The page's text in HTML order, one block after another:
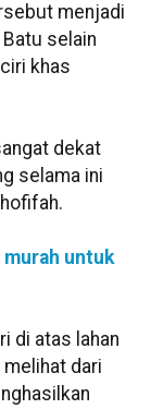
menjadi
selain
khas
dekat
selama ini
untuk
di atas lahan
dari